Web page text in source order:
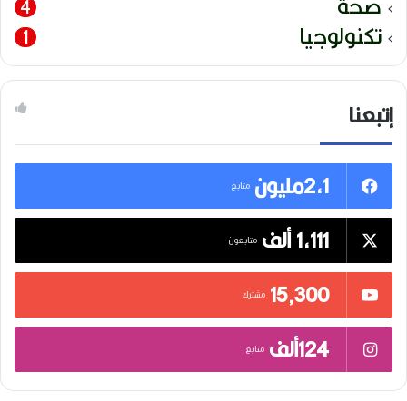
تكنولوجيا 1
إتبعنا
2,1مليون
متابع
1,111 ألف متابعون
15٬300 مشترك
124ألف متابع